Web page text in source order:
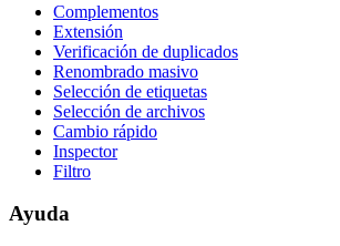
Complementos
Extensión
Verificación de duplicados
Renombrado masivo
Selección de etiquetas
Selección de archivos
Cambio rápido
Inspector
Filtro
Ayuda